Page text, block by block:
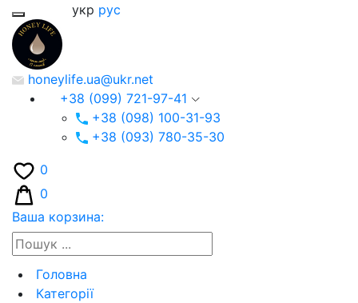
укр рус
honeylife.ua@ukr.net
+38 (099) 721-97-41
+38 (098) 100-31-93
+38 (093) 780-35-30
0
0
Ваша корзина:
Головна
Категорії